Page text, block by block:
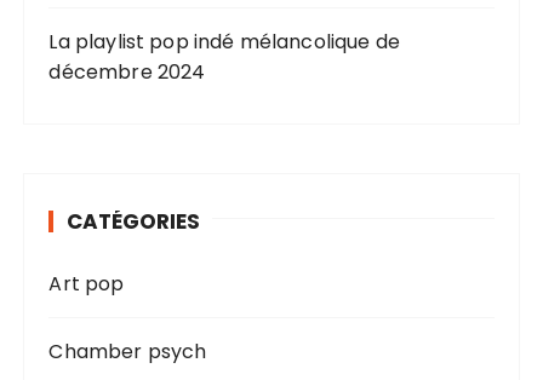
La playlist pop indé mélancolique de
décembre 2024
CATÉGORIES
Art pop
Chamber psych